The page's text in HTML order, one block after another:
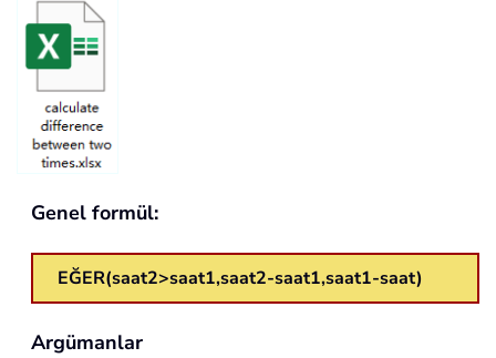
Genel formül:
EĞER(saat2>saat1,saat2-saat1,saat1-saat)
Argümanlar